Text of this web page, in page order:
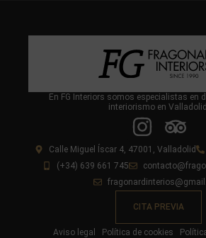
En FG Interiors somos especialistas en
interiorismo en Valladolid.
Calle Miguel Íscar 4, 47001, Valladolid
(+34) 639 661 745
CITA PREVIA
Aviso legal Política de cookies